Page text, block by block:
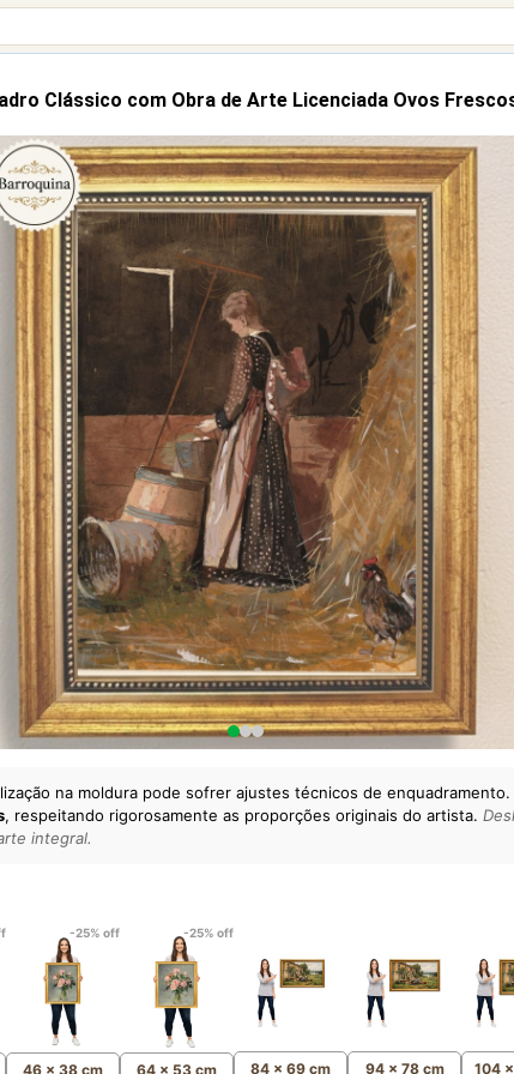
Clássico com Obra de Arte Licenciada Ovos
na moldura pode sofrer ajustes técnicos de
, respeitando rigorosamente as proporções originais do artista.
integral.
-25% off
46 x 38 cm
-25% off
64 x 53 cm 84 x 69 cm 94 x 78 cm 104